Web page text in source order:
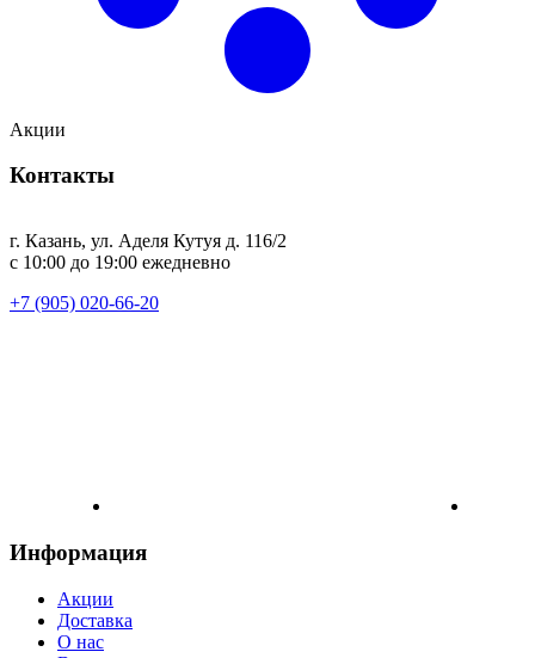
Акции
Контакты
г. Казань, ул. Аделя Кутуя д. 116/2
с 10:00 до 19:00 ежедневно
+7 (905) 020-66-20
Информация
Акции
Доставка
О нас